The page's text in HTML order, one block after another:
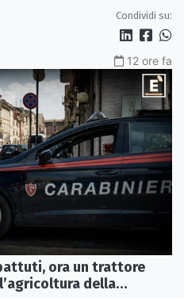
Condividi su:
12 ore fa
ora un trattore
della